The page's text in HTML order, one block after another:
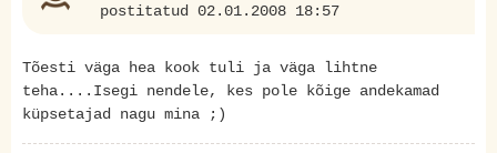
postitatud 02.01.2008 18:57
Tõesti väga hea kook tuli ja väga lihtne
teha....Isegi nendele, kes pole kõige andekamad
küpsetajad nagu mina ;)